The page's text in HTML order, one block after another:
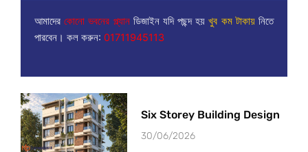
আমাদেরকোনো ভবনের প্ল্যানডিজাইন যদি পছন্দ হয়খুব কম টাকায়নিতে
পারবেন। কল করুন: 01711945113
Six Storey Building Design
30/06/2026